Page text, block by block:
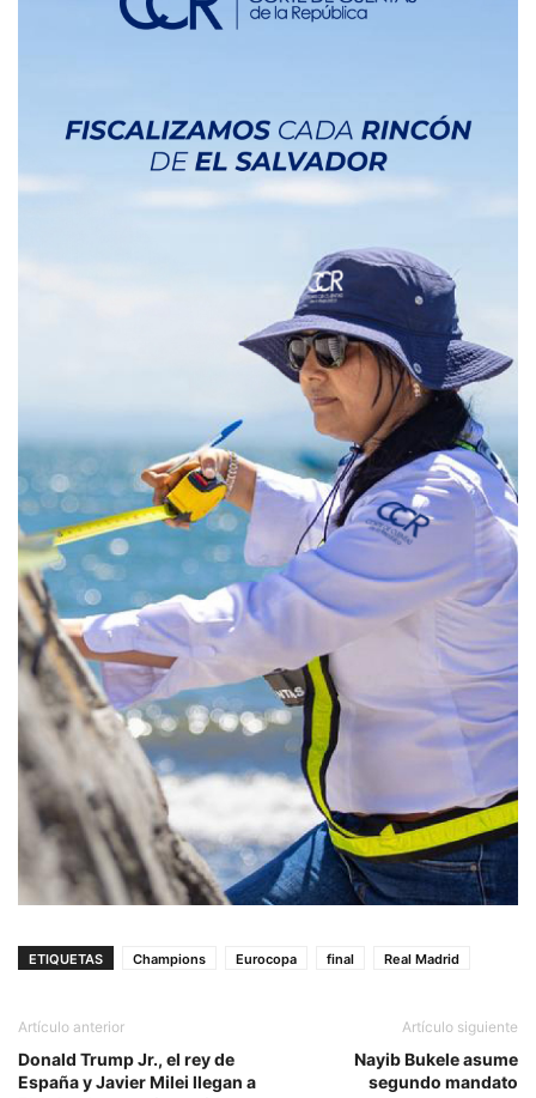
ETIQUETAS Champions Eurocopa final Real Madrid
Artículo anterior
Donald Trump Jr., el rey de
España y Javier Milei llegan a
Artículo siguiente
Nayib Bukele asume
segundo mandato